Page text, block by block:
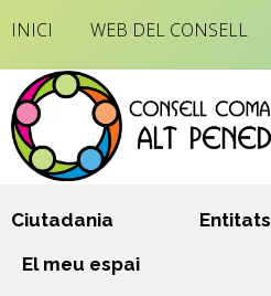
INICI WEB DEL CONSELL
Ciutadania Entitats
El meu espai